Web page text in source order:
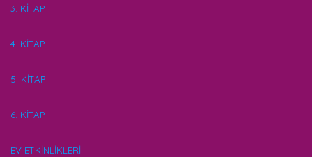
3. KİTAP
4. KİTAP
5. KİTAP
6. KİTAP
EV ETKİNLİKLERİ